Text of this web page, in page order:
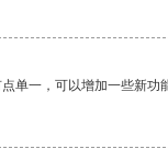
单一，可以增加一些新功